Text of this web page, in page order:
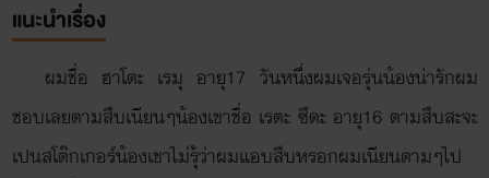
แนะนำเรื่อง
ผมชื่อ ฮาโตะ เรมุ อายุ17 วันหนึ่งผมเจอรุ่นน้องน่ารักผม
ชอบเลยตามสืบเนียนๆน้องเขาชื่อ เรตะ ซึดะ อายุ16 ตามสืบสะจะ
เปนสโต๊กเกอร์น้องเขาไม่รุ้ว่าผมแอบสืบหรอกผมเนียนตามๆไป